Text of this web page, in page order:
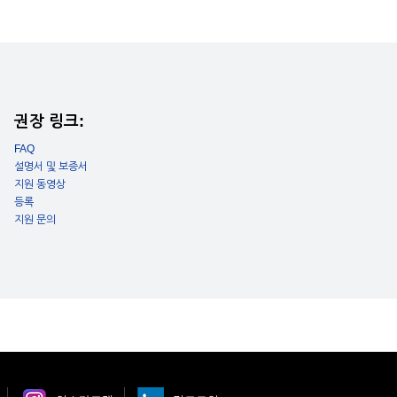
contrast : on)
-34° ~ +34° (Zoom : Tele)
-40° ~ +40° (Zoom : Tele)
기 (투사 거리):
권장 링크:
FAQ
설명서 및 보증서
지원 동영상
등록
지원 문의